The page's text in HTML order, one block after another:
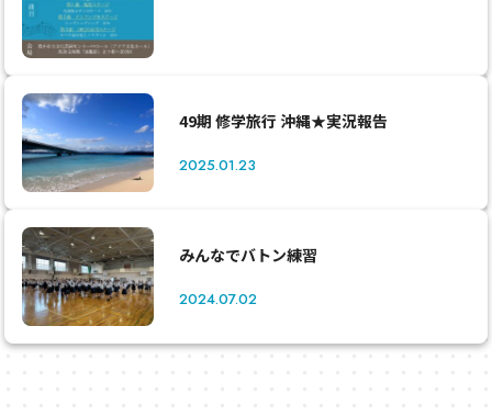
49期 修学旅行 沖縄★実況報告
2025.01.23
みんなでバトン練習
2024.07.02